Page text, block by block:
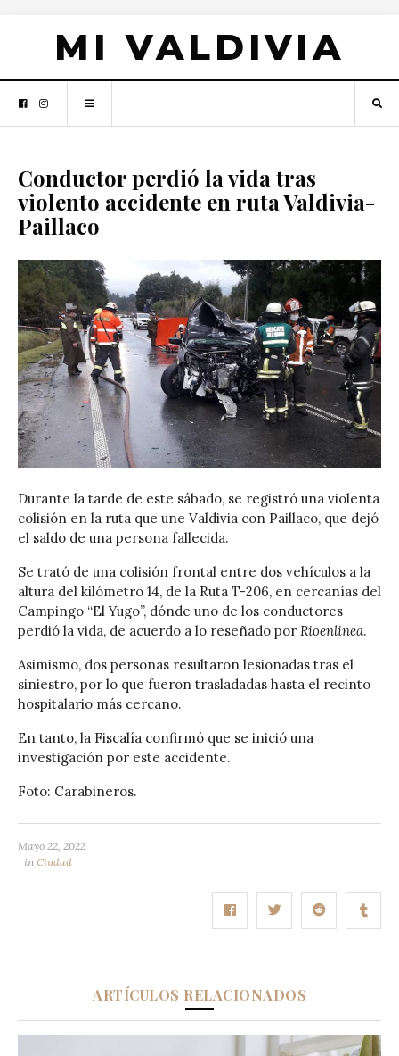
MI VALDIVIA
Conductor perdió la vida tras
violento accidente en ruta Valdivia-
Paillaco
Durante la tarde de este sábado, se registró una violenta
colisión en la ruta que une Valdivia con Paillaco, que dejó
el saldo de una persona fallecida.
Se trató de una colisión frontal entre dos vehículos a la
altura del kilómetro 14, de la Ruta T-206, en cercanías del
Campingo “El Yugo”, dónde uno de los conductores
perdió la vida, de acuerdo a lo reseñado por Rioenlinea.
Asimismo, dos personas resultaron lesionadas tras el
siniestro, por lo que fueron trasladadas hasta el recinto
hospitalario más cercano.
En tanto, la Fiscalía confirmó que se inició una
investigación por este accidente.
Foto: Carabineros.
Mayo 22, 2022
in Ciudad
ARTÍCULOS RELACIONADOS